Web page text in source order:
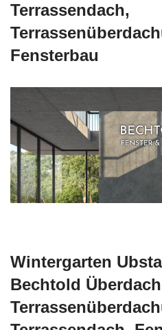
Terrassendach,
Fensterbau
Wintergarten
Bechtold